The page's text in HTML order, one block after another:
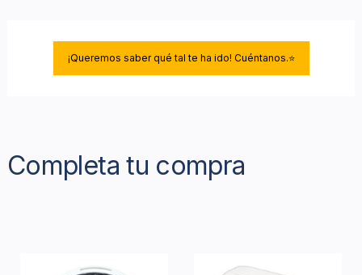
¡Queremos saber qué tal te ha ido! Cuéntanos.⭐
Completa tu compra